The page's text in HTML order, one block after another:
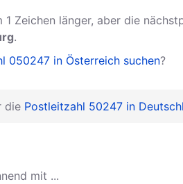
1 Zeichen länger, aber die
.
050247 in Österreich suchen?
die Postleitzahl 50247 in
mit ...